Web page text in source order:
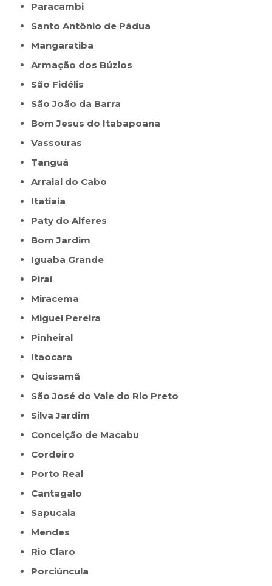
Paracambi
Santo Antônio de Pádua
Mangaratiba
Armação dos Búzios
São Fidélis
São João da Barra
Bom Jesus do Itabapoana
Vassouras
Tanguá
Arraial do Cabo
Itatiaia
Paty do Alferes
Bom Jardim
Iguaba Grande
Piraí
Miracema
Miguel Pereira
Pinheiral
Itaocara
Quissamã
São José do Vale do Rio Preto
Silva Jardim
Conceição de Macabu
Cordeiro
Porto Real
Cantagalo
Sapucaia
Mendes
Rio Claro
Porciúncula